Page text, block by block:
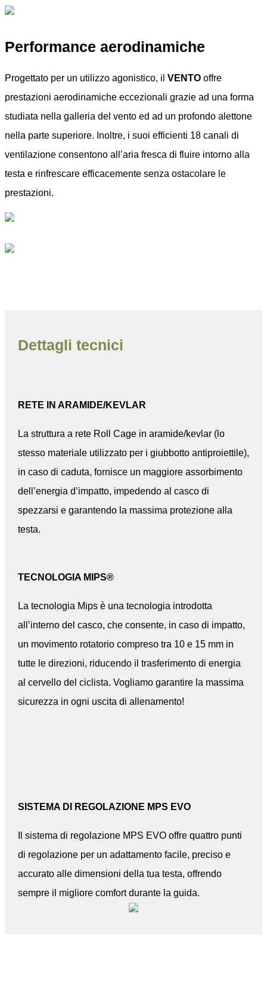
Performance aerodinamiche
Progettato per un utilizzo agonistico, il VENTO offre
prestazioni aerodinamiche eccezionali grazie ad una forma
studiata nella galleria del vento ed ad un profondo alettone
nella parte superiore. Inoltre, i suoi efficienti 18 canali di
ventilazione consentono all’aria fresca di fluire intorno alla
testa e rinfrescare efficacemente senza ostacolare le
prestazioni.
Dettagli tecnici
RETE IN ARAMIDE/KEVLAR
La struttura a rete Roll Cage in aramide/kevlar (lo
stesso materiale utilizzato per i giubbotto antiproiettile),
in caso di caduta, fornisce un maggiore assorbimento
dell’energia d’impatto, impedendo al casco di
spezzarsi e garantendo la massima protezione alla
testa.
TECNOLOGIA MIPS®
La tecnologia Mips è una tecnologia introdotta
all’interno del casco, che consente, in caso di impatto,
un movimento rotatorio compreso tra 10 e 15 mm in
tutte le direzioni, riducendo il trasferimento di energia
al cervello del ciclista. Vogliamo garantire la massima
sicurezza in ogni uscita di allenamento!
SISTEMA DI REGOLAZIONE MPS EVO
Il sistema di regolazione MPS EVO offre quattro punti
di regolazione per un adattamento facile, preciso e
accurato alle dimensioni della tua testa, offrendo
sempre il migliore comfort durante la guida.